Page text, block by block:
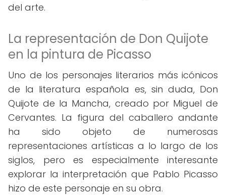
del arte.
La representación de Don Quijote
en la pintura de Picasso
Uno de los personajes literarios más icónicos
de la literatura española es, sin duda, Don
Quijote de la Mancha, creado por Miguel de
Cervantes. La figura del caballero andante
ha sido objeto de numerosas
representaciones artísticas a lo largo de los
siglos, pero es especialmente interesante
explorar la interpretación que Pablo Picasso
hizo de este personaje en su obra.